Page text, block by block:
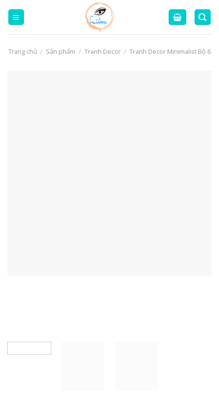
Trang chủ / Sản phẩm / Tranh Decor / Tranh Decor Minimalist Bộ 6